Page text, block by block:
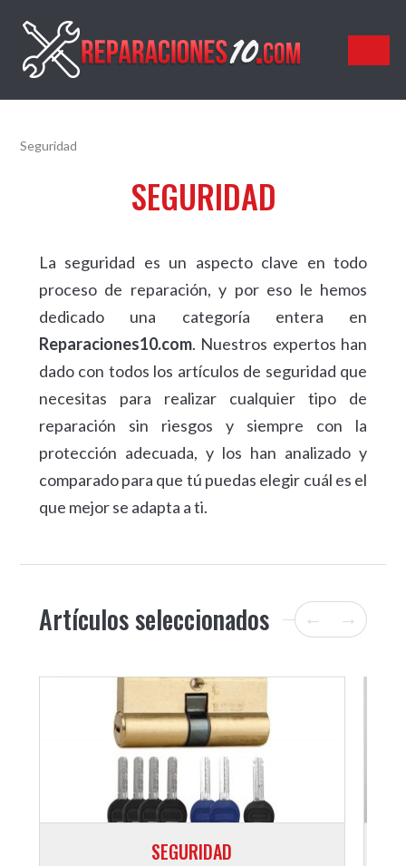
Reparaciones10.com
Seguridad
SEGURIDAD
La seguridad es un aspecto clave en todo
proceso de reparación, y por eso le hemos
dedicado una categoría entera en
Reparaciones10.com. Nuestros expertos han
dado con todos los artículos de seguridad que
necesitas para realizar cualquier tipo de
reparación sin riesgos y siempre con la
protección adecuada, y los han analizado y
comparado para que tú puedas elegir cuál es el
que mejor se adapta a ti.
Artículos seleccionados ← →
SEGURIDAD